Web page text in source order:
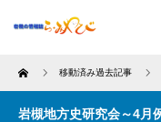
Home 移動済み過去記事
岩槻地方史研究会～4月